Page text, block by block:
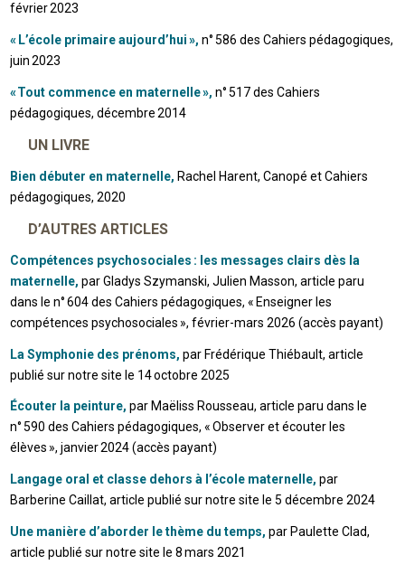
février 2023
« L’école primaire aujourd’hui », n° 586 des Cahiers pédagogiques,
juin 2023
« Tout commence en maternelle », n° 517 des Cahiers
pédagogiques, décembre 2014
UN LIVRE
Bien débuter en maternelle, Rachel Harent, Canopé et Cahiers
pédagogiques, 2020
D’AUTRES ARTICLES
Compétences psychosociales : les messages clairs dès la
maternelle, par Gladys Szymanski, Julien Masson, article paru
dans le n° 604 des Cahiers pédagogiques, « Enseigner les
compétences psychosociales », février-mars 2026 (accès payant)
La Symphonie des prénoms, par Frédérique Thiébault, article
publié sur notre site le 14 octobre 2025
Écouter la peinture, par Maëliss Rousseau, article paru dans le
n° 590 des Cahiers pédagogiques, « Observer et écouter les
élèves », janvier 2024 (accès payant)
Langage oral et classe dehors à l’école maternelle, par
Barberine Caillat, article publié sur notre site le 5 décembre 2024
Une manière d’aborder le thème du temps, par Paulette Clad,
article publié sur notre site le 8 mars 2021